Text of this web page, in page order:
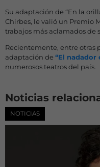
Su adaptación de “En la
Chirbes, le valió un Premio
trabajos más aclamados de
Recientemente, entre otras
adaptación de “El nadador
numerosos teatros del país.
Noticias
NOTICIAS